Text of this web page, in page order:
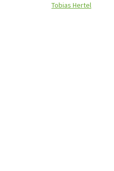
Tobias Hertel